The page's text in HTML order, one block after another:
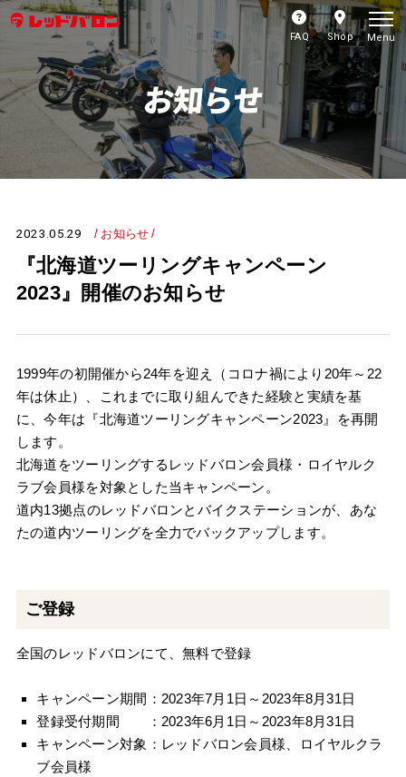
FAQ Shop Menu
お知らせ
2023.05.29 お知らせ
『北海道ツーリングキャンペーン
2023』開催のお知らせ
1999年の初開催から24年を迎え（コロナ禍により20年～22
年は休止）、これまでに取り組んできた経験と実績を基
に、今年は『北海道ツーリングキャンペーン2023』を再開
します。
北海道をツーリングするレッドバロン会員様・ロイヤルク
ラブ会員様を対象とした当キャンペーン。
道内13拠点のレッドバロンとバイクステーションが、あな
たの道内ツーリングを全力でバックアップします。
ご登録
全国のレッドバロンにて、無料で登録
キャンペーン期間：2023年7月1日～2023年8月31日
登録受付期間 ：2023年6月1日～2023年8月31日
キャンペーン対象：レッドバロン会員様、ロイヤルクラ
ブ会員様